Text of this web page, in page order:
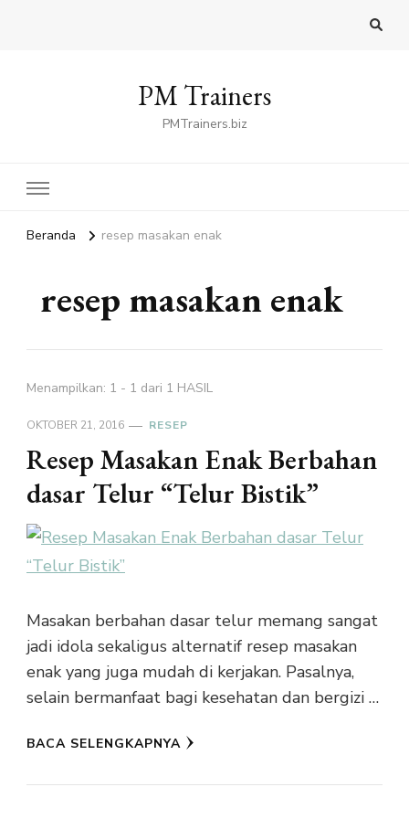
PM Trainers
PMTrainers.biz
Beranda resep masakan enak
resep masakan enak
Menampilkan: 1 - 1 dari 1 HASIL
OKTOBER 21, 2016 RESEP
Resep Masakan Enak Berbahan
dasar Telur “Telur Bistik”
Masakan berbahan dasar telur memang sangat
jadi idola sekaligus alternatif resep masakan
enak yang juga mudah di kerjakan. Pasalnya,
selain bermanfaat bagi kesehatan dan bergizi …
BACA SELENGKAPNYA